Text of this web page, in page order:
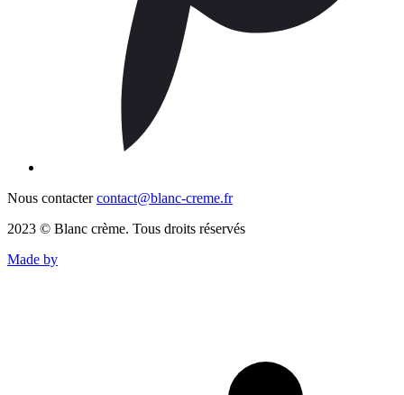
Nous contacter contact@blanc-creme.fr
2023 © Blanc crème. Tous droits réservés
Made by